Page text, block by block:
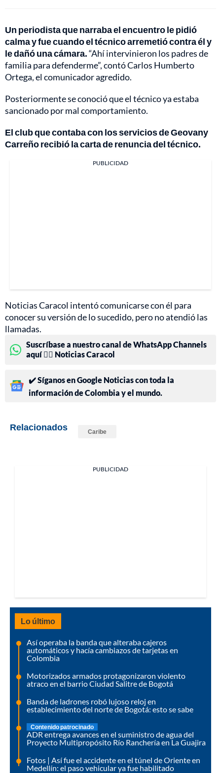
Un periodista que narraba el encuentro le pidió
calma y fue cuando el técnico arremetió contra él y
le dañó una cámara.“Ahí intervinieron los padres de
familia para defenderme”, contó Carlos Humberto
Ortega, el comunicador agredido.
Posteriormente se conoció que el técnico ya estaba
sancionado por mal comportamiento.
El club que contaba con los servicios de Geovany
Carreño recibió la carta de renuncia del técnico.
PUBLICIDAD
Noticias Caracol intentó comunicarse con él para
conocer su versión de lo sucedido, pero no atendió las
llamadas.
Suscríbase a nuestro canal de WhatsApp Channels
aquí 👉🏻 Noticias Caracol
✔️ Síganos en Google Noticias con toda la
información de Colombia y el mundo.
Relacionados Caribe
PUBLICIDAD
Lo último
Así operaba la banda que alteraba cajeros
automáticos y hacía cambiazos de tarjetas en
Colombia
Motorizados armados protagonizaron violento
atraco en el barrio Ciudad Salitre de Bogotá
Banda de ladrones robó lujoso reloj en
establecimiento del norte de Bogotá: esto se sabe
Contenido patrocinado
ADR entrega avances en el suministro de agua del
Proyecto Multipropósito Río Ranchería en La Guajira
Fotos | Así fue el accidente en el túnel de Oriente en
Medellín: el paso vehicular ya fue habilitado